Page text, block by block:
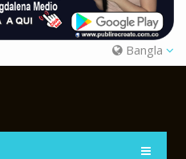
Bangla